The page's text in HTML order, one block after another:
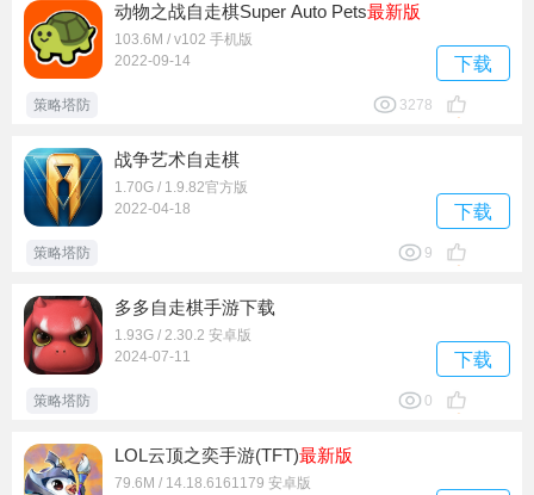
动物之战自走棋Super Auto Pets最新版
103.6M / v102 手机版
2022-09-14
下载
策略塔防 3278
战争艺术自走棋
1.70G / 1.9.82官方版
2022-04-18
下载
策略塔防 9
多多自走棋手游下载
1.93G / 2.30.2 安卓版
2024-07-11
下载
策略塔防 0
LOL云顶之奕手游(TFT)最新版
79.6M / 14.18.6161179 安卓版